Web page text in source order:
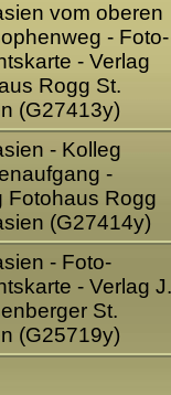
vom oberen
- Foto-
- Verlag
Rogg St.
(G27413y)
- Kolleg
-
Fotohaus Rogg
(G27414y)
- Foto-
- Verlag J.
St.
(G25719y)